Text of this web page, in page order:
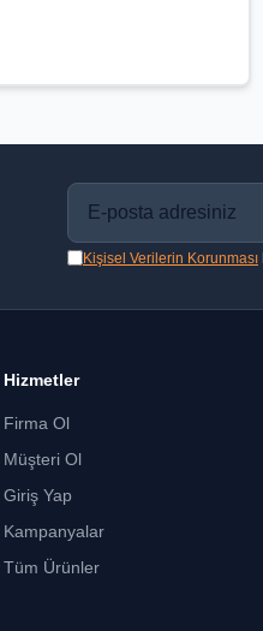
Kişisel Verilerin Korunması
Hizmetler
Firma Ol
Müşteri Ol
Giriş Yap
Kampanyalar
Tüm Ürünler